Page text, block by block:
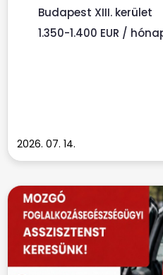
Budapest XIII. kerület
1.350-1.400 EUR /
2026. 07. 14.